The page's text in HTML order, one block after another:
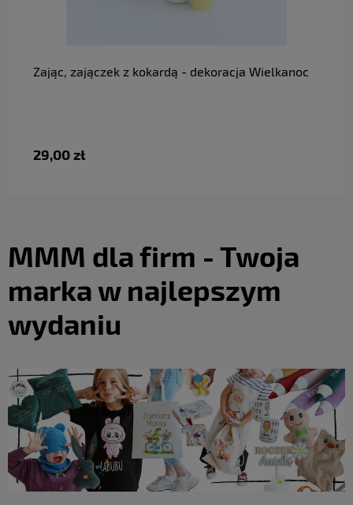
Zając, zajączek z kokardą - dekoracja Wielkanoc
29,00 zł
do koszyka
MMM dla firm - Twoja
marka w najlepszym
wydaniu